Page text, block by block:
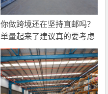
你做跨境还在坚持直邮吗？
单量起来了建议真的要考虑
一下海外仓一件代发